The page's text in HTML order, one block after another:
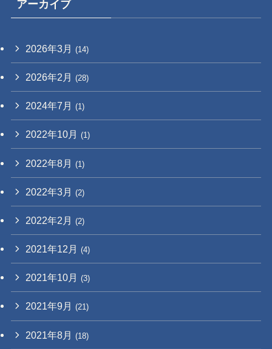
アーカイブ
2026年3月 (14)
2026年2月 (28)
2024年7月 (1)
2022年10月 (1)
2022年8月 (1)
2022年3月 (2)
2022年2月 (2)
2021年12月 (4)
2021年10月 (3)
2021年9月 (21)
2021年8月 (18)